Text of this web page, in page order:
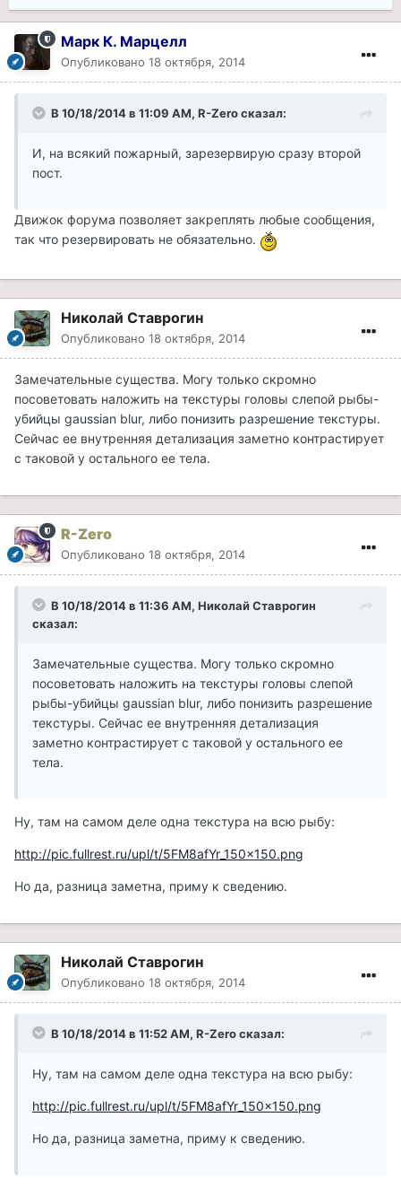
Марк К. Марцелл
Опубликовано 18 октября, 2014
В 10/18/2014 в 11:09 AM, R-Zero сказал:
И, на всякий пожарный, зарезервирую сразу второй
пост.
Движок форума позволяет закреплять любые сообщения,
так что резервировать не обязательно.
Николай Ставрогин
Опубликовано 18 октября, 2014
Замечательные существа. Могу только скромно
посоветовать наложить на текстуры головы слепой рыбы-
убийцы gaussian blur, либо понизить разрешение текстуры.
Сейчас ее внутренняя детализация заметно контрастирует
с таковой у остального ее тела.
R-Zero
Опубликовано 18 октября, 2014
В 10/18/2014 в 11:36 AM, Николай Ставрогин
сказал:
Замечательные существа. Могу только скромно
посоветовать наложить на текстуры головы слепой
рыбы-убийцы gaussian blur, либо понизить разрешение
текстуры. Сейчас ее внутренняя детализация
заметно контрастирует с таковой у остального ее
тела.
Ну, там на самом деле одна текстура на всю рыбу:
http://pic.fullrest.ru/upl/t/5FM8afYr_150x150.png
Но да, разница заметна, приму к сведению.
Николай Ставрогин
Опубликовано 18 октября, 2014
В 10/18/2014 в 11:52 AM, R-Zero сказал:
Ну, там на самом деле одна текстура на всю рыбу:
http://pic.fullrest.ru/upl/t/5FM8afYr_150x150.png
Но да, разница заметна, приму к сведению.